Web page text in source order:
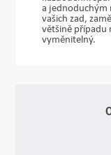
a jednoduchým
vašich zad,
většině případu
vyměnitelný.